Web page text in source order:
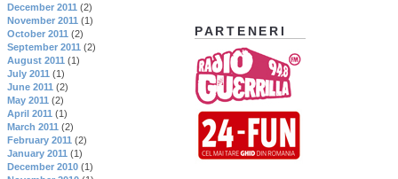
PARTENERI
December 2011 (2)
November 2011 (1)
October 2011 (2)
September 2011 (2)
August 2011 (1)
July 2011 (1)
June 2011 (2)
May 2011 (2)
April 2011 (1)
March 2011 (2)
February 2011 (2)
January 2011 (1)
December 2010 (1)